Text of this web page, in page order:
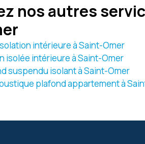
nos autres
intérieure à Saint-Omer
isolée intérieure à Saint-Omer
suspendu isolant à Saint-Omer
plafond appartement à